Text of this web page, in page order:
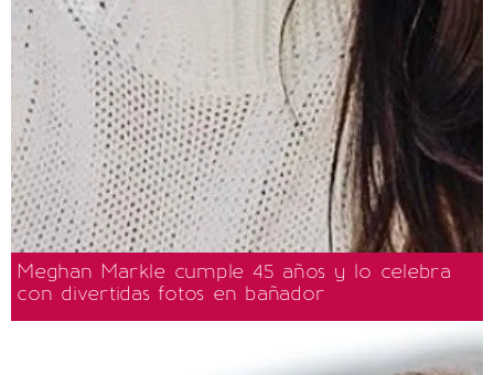
Meghan Markle cumple 45 años y lo celebra
con divertidas fotos en bañador